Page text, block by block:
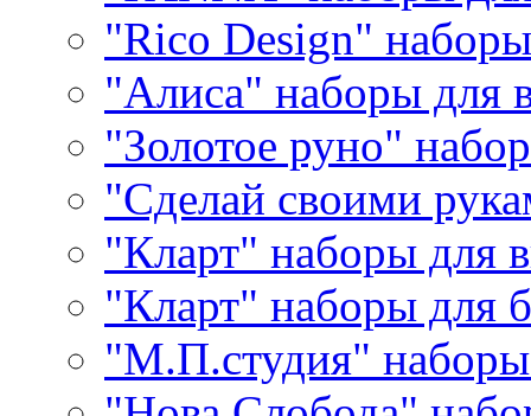
"Rico Design"
"Алиса" наборы для
"Золотое руно"
"Сделай своими
"Кларт" наборы для
"Кларт" наборы для
"М.П.студия"